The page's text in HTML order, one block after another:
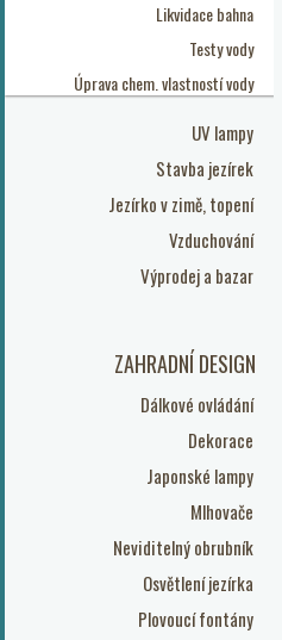
Likvidace bahna
Testy vody
Úprava chem. vlastností vody
UV lampy
Stavba jezírek
Jezírko v zimě, topení
Vzduchování
Výprodej a bazar
ZAHRADNÍ DESIGN
Dálkové ovládání
Dekorace
Japonské lampy
Mlhovače
Neviditelný obrubník
Osvětlení jezírka
Plovoucí fontány